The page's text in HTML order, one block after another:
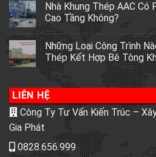
Nhà Khung Thép AAC Có
Cao Tầng Không?
Những Loại Công Trình
Thép Kết Hợp Bê Tông
LIÊN HỆ
Công Ty Tư Vấn Kiến Trúc –
Gia Phát
0828.656.999